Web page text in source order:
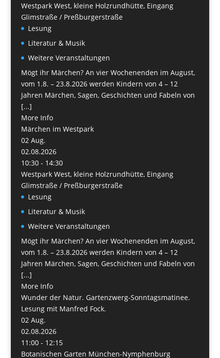
Westpark West, kleine Holzrundhütte, Eingang
Glimstraße / Preßburgerstraße
Lesung
Literatur & Musik
Weitere Veranstaltungen
Mögt ihr Märchen? An vier Wochenenden im August,
vom 1.8. – 23.8.2026 werden Kindern von 4 – 12
Jahren Märchen, Sagen, Geschichten und Fabeln von
[...]
More Info
Märchen im Westpark
02 Aug.
02.08.2026
10:30 - 14:30
Westpark West, kleine Holzrundhütte, Eingang
Glimstraße / Preßburgerstraße
Lesung
Literatur & Musik
Weitere Veranstaltungen
Mögt ihr Märchen? An vier Wochenenden im August,
vom 1.8. – 23.8.2026 werden Kindern von 4 – 12
Jahren Märchen, Sagen, Geschichten und Fabeln von
[...]
More Info
Wunder der Natur. Gartenzwerg-Sonntagsmatinee.
Lesung mit Manfred Fock.
02 Aug.
02.08.2026
11:00 - 12:15
Botanischen Garten München-Nymphenburg